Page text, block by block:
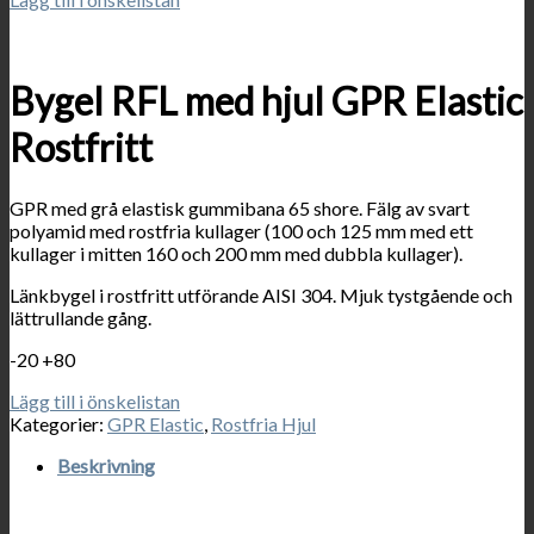
Bygel RFL med hjul GPR Elastic
Rostfritt
GPR med grå elastisk gummibana 65 shore. Fälg av svart
polyamid med rostfria kullager (100 och 125 mm med ett
kullager i mitten 160 och 200 mm med dubbla kullager).
Länkbygel i rostfritt utförande AISI 304. Mjuk tystgående och
lättrullande gång.
-20 +80
Lägg till i önskelistan
Kategorier: GPR Elastic, Rostfria Hjul
Beskrivning